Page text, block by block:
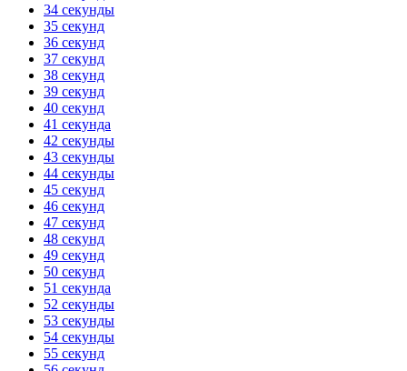
34 секунды
35 секунд
36 секунд
37 секунд
38 секунд
39 секунд
40 секунд
41 секунда
42 секунды
43 секунды
44 секунды
45 секунд
46 секунд
47 секунд
48 секунд
49 секунд
50 секунд
51 секунда
52 секунды
53 секунды
54 секунды
55 секунд